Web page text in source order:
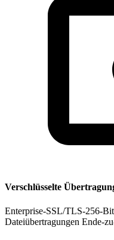
Verschlüsselte
Enterprise-SSL/TLS-256-
Dateiübertragungen Ende-